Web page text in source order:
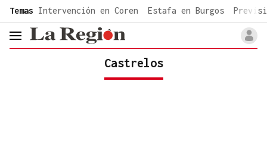
common.go-to-content
Temas Intervención en Coren Estafa en Burgos
header.menu.open
Castrelos